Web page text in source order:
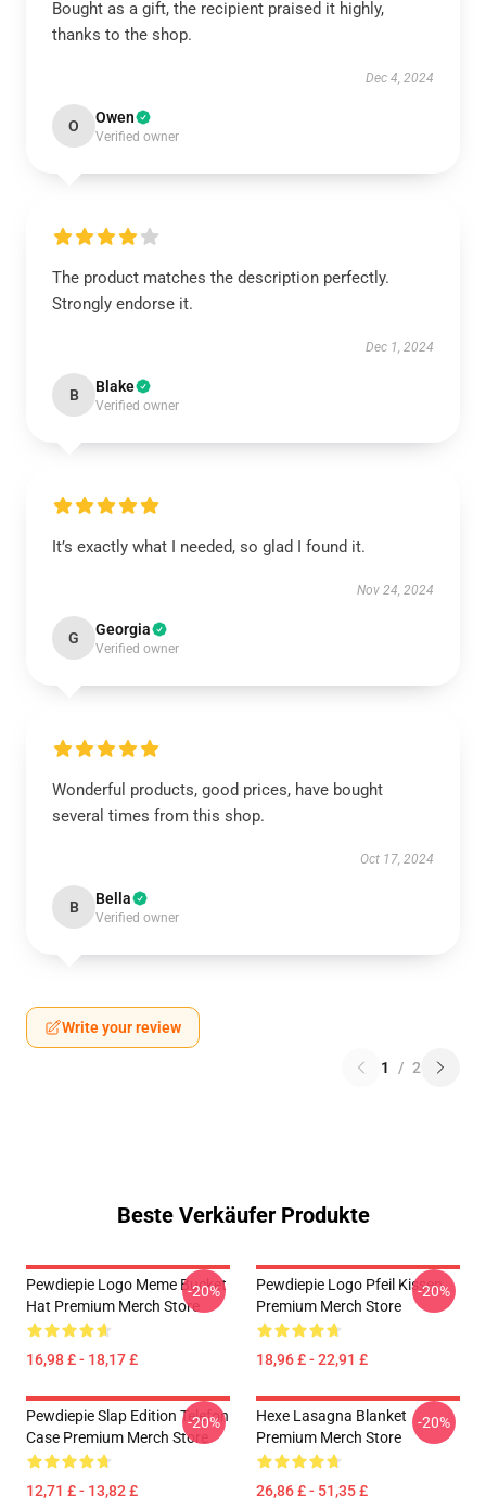
Bought as a gift, the recipient praised it highly,
thanks to the shop.
Dec 4, 2024
O Owen
Verified owner
The product matches the description perfectly.
Strongly endorse it.
Dec 1, 2024
B Blake
Verified owner
It’s exactly what I needed, so glad I found it.
Nov 24, 2024
G Georgia
Verified owner
Wonderful products, good prices, have bought
several times from this shop.
Oct 17, 2024
B Bella
Verified owner
Write your review
1 / 2
Beste Verkäufer Produkte
Pewdiepie Logo Meme Bucket
Hat Premium Merch Store
16,98 £ - 18,17 £
-20%
Pewdiepie Logo Pfeil Kissen
Premium Merch Store
18,96 £ - 22,91 £
-20%
Pewdiepie Slap Edition Telefon
Case Premium Merch Store
12,71 £ - 13,82 £
-20%
Hexe Lasagna Blanket
Premium Merch Store
26,86 £ - 51,35 £
-20%